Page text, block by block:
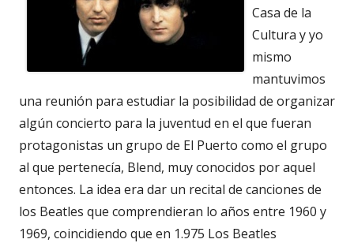
Casa de la
Cultura y yo
mismo
mantuvimos
una reunión para estudiar la posibilidad de organizar
algún concierto para la juventud en el que fueran
protagonistas un grupo de El Puerto como el grupo
al que pertenecía, Blend, muy conocidos por aquel
entonces. La idea era dar un recital de canciones de
los Beatles que comprendieran lo años entre 1960 y
1969, coincidiendo que en 1.975 Los Beatles